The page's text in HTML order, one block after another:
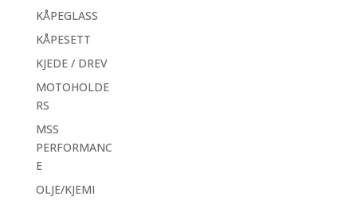
KÅPEGLASS
KÅPESETT
KJEDE / DREV
MOTOHOLDE
RS
MSS
PERFORMANC
E
OLJE/KJEMI